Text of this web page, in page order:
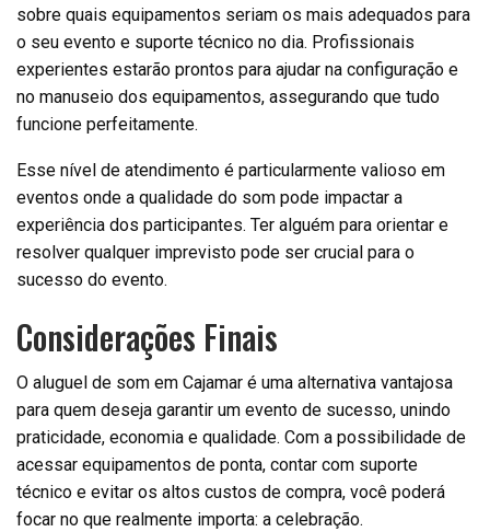
sobre quais equipamentos seriam os mais adequados para
o seu evento e suporte técnico no dia. Profissionais
experientes estarão prontos para ajudar na configuração e
no manuseio dos equipamentos, assegurando que tudo
funcione perfeitamente.
Esse nível de atendimento é particularmente valioso em
eventos onde a qualidade do som pode impactar a
experiência dos participantes. Ter alguém para orientar e
resolver qualquer imprevisto pode ser crucial para o
sucesso do evento.
Considerações Finais
O aluguel de som em Cajamar é uma alternativa vantajosa
para quem deseja garantir um evento de sucesso, unindo
praticidade, economia e qualidade. Com a possibilidade de
acessar equipamentos de ponta, contar com suporte
técnico e evitar os altos custos de compra, você poderá
focar no que realmente importa: a celebração.